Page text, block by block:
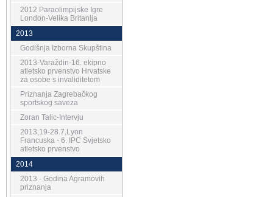
2012 Paraolimpijske Igre
London-Velika Britanija
2013
Godišnja Izborna Skupština
2013-Varaždin-16. ekipno
atletsko prvenstvo Hrvatske
za osobe s invaliditetom
Priznanja Zagrebačkog
sportskog saveza
Zoran Talic-Intervju
2013,19-28.7,Lyon
Francuska - 6. IPC Svjetsko
atletsko prvenstvo
2014
2013 - Godina Agramovih
priznanja